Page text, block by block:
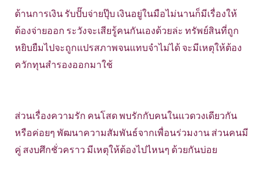
ด้านการเงิน รับปั๊บจ่ายปุ๊บ เงินอยู่ในมือไม่นานก็มีเรื่องให้
ต้องจ่ายออก ระวังจะเสียรู้คนกันเองด้วยล่ะ ทรัพย์สินที่ถูก
หยิบยืมไปจะถูกแปรสภาพจนแทบจำไม่ได้ จะมีเหตุให้ต้อง
ควักทุนสำรองออกมาใช้
ส่วนเรื่องความรัก คนโสด พบรักกับคนในแวดวงเดียวกัน
หรือค่อยๆ พัฒนาความสัมพันธ์จากเพื่อนร่วมงาน ส่วนคนมี
คู่ สงบศึกชั่วคราว มีเหตุให้ต้องไปไหนๆ ด้วยกันบ่อย